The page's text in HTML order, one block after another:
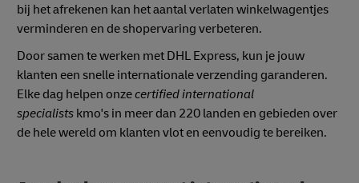
bij het afrekenen kan het aantal verlaten winkelwagentjes
verminderen en de shopervaring verbeteren.
Door samen te werken met DHL Express, kun je jouw
klanten een snelle internationale verzending garanderen.
Elke dag helpen onzecertified international
specialists kmo's in meer dan 220 landen en gebieden over
de hele wereld om klanten vlot en eenvoudig te bereiken.